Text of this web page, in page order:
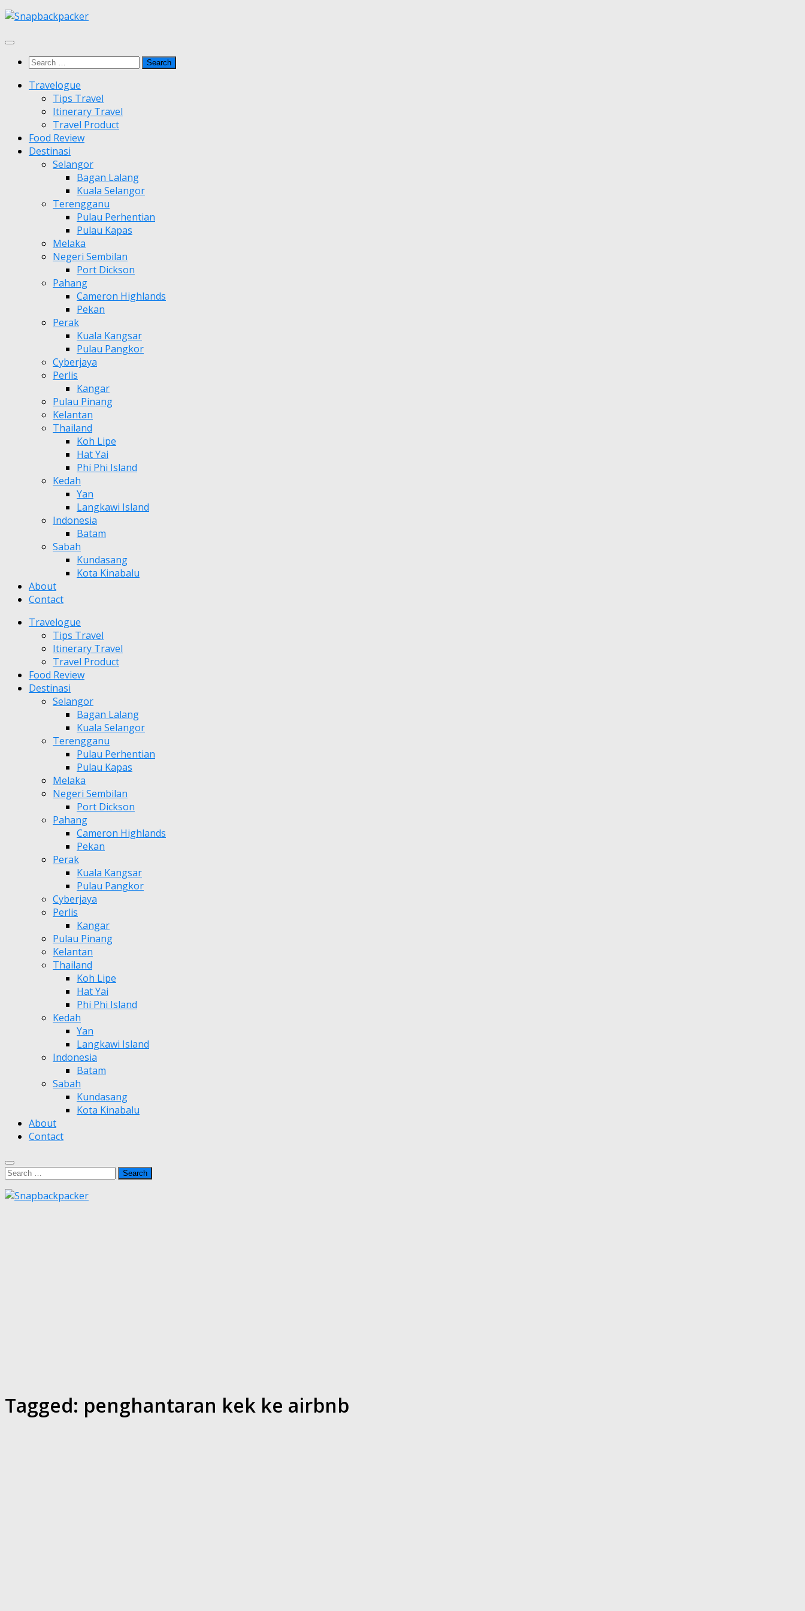
Skip
content
Search
Travelogue
Tips Travel
Itinerary Travel
Travel Product
Food Review
Destinasi
Selangor
Bagan Lalang
Kuala Selangor
Terengganu
Pulau Perhentian
Pulau Kapas
Melaka
Negeri Sembilan
Port Dickson
Pahang
Cameron Highlands
Pekan
Perak
Kuala Kangsar
Pulau Pangkor
Cyberjaya
Perlis
Kangar
Pulau Pinang
Kelantan
Thailand
Koh Lipe
Hat Yai
Phi Phi Island
Kedah
Yan
Langkawi Island
Indonesia
Batam
Sabah
Kundasang
Kota Kinabalu
About
Contact
Travelogue
Tips Travel
Itinerary Travel
Travel Product
Food Review
Destinasi
Selangor
Bagan Lalang
Kuala Selangor
Terengganu
Pulau Perhentian
Pulau Kapas
Melaka
Negeri Sembilan
Port Dickson
Pahang
Cameron Highlands
Pekan
Perak
Kuala Kangsar
Pulau Pangkor
Cyberjaya
Perlis
Kangar
Pulau Pinang
Kelantan
Thailand
Koh Lipe
Hat Yai
Phi Phi Island
Kedah
Yan
Langkawi Island
Indonesia
Batam
Sabah
Kundasang
Kota Kinabalu
About
Contact
Search
Tagged: penghantaran kek ke airbnb